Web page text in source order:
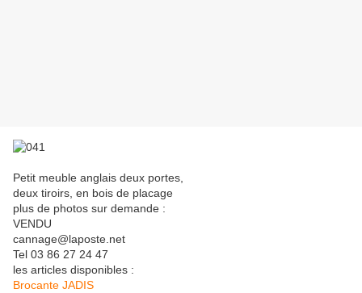
Petit meuble anglais deux portes,
deux tiroirs, en bois de placage
plus de photos sur demande :
VENDU
cannage@laposte.net
Tel 03 86 27 24 47
les articles disponibles :
Brocante JADIS